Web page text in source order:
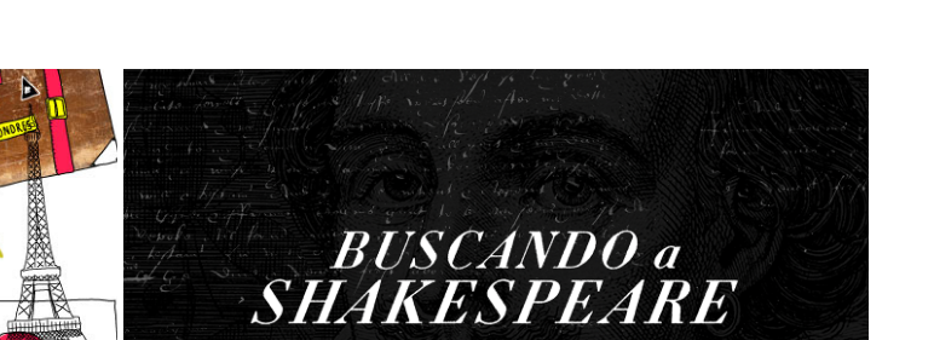
Buscando a Shakespeare - Film titles
2025